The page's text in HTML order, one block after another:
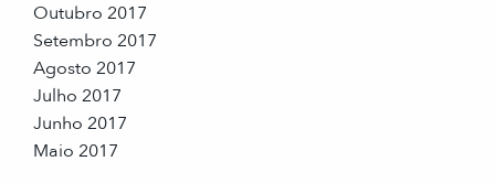
Outubro 2017
Setembro 2017
Agosto 2017
Julho 2017
Junho 2017
Maio 2017